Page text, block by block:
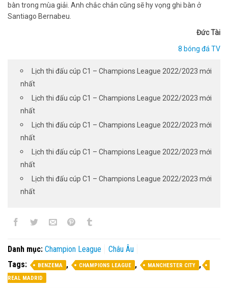
bàn trong mùa giải. Anh chắc chắn cũng sẽ hy vọng ghi bàn ở
Santiago Bernabeu.
Đức Tài
8 bóng đá TV
Lịch thi đấu cúp C1 – Champions League 2022/2023 mới
nhất
Lịch thi đấu cúp C1 – Champions League 2022/2023 mới
nhất
Lịch thi đấu cúp C1 – Champions League 2022/2023 mới
nhất
Lịch thi đấu cúp C1 – Champions League 2022/2023 mới
nhất
Lịch thi đấu cúp C1 – Champions League 2022/2023 mới
nhất
Danh mục: Champion League
Châu Âu
Tags:
BENZEMA , CHAMPIONS LEAGUE , MANCHESTER CITY ,
REAL MADRID